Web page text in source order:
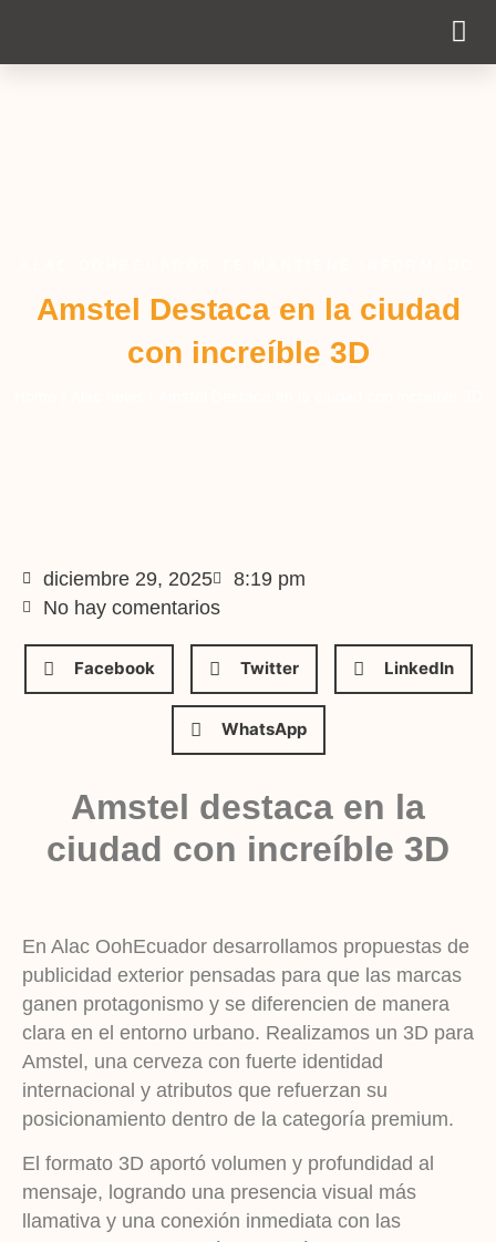
Amstel Destaca en la ciudad
con increíble 3D
diciembre 29, 2025
8:19 pm
No hay comentarios
Facebook Twitter LinkedIn
WhatsApp
Amstel destaca en la
ciudad con increíble 3D
En Alac OohEcuador desarrollamos propuestas de
publicidad exterior pensadas para que las marcas
ganen protagonismo y se diferencien de manera
clara en el entorno urbano. Realizamos un 3D para
Amstel, una cerveza con fuerte identidad
internacional y atributos que refuerzan su
posicionamiento dentro de la categoría premium.
El formato 3D aportó volumen y profundidad al
mensaje, logrando una presencia visual más
llamativa y una conexión inmediata con las